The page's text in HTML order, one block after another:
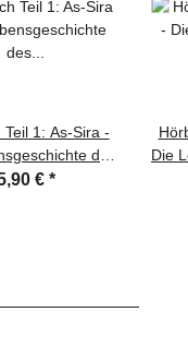
Teil 1: As-Sira -
des
Propheten
€ *
Die